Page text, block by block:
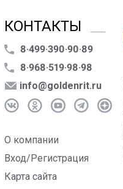
КОНТАКТЫ
8·499·390·90·89
8·968·519·98·98
info@goldenrit.ru
О компании
Вход/Регистрация
Карта сайта